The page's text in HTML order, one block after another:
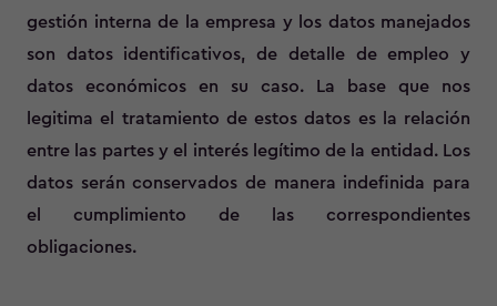
gestión interna de la empresa y los datos manejados
son datos identificativos, de detalle de empleo y
datos económicos en su caso. La base que nos
legitima el tratamiento de estos datos es la relación
entre las partes y el interés legítimo de la entidad. Los
datos serán conservados de manera indefinida para
el cumplimiento de las correspondientes
obligaciones.